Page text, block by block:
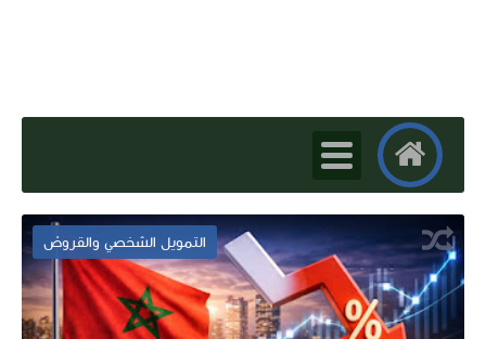
التمويل الشخصي والقروض